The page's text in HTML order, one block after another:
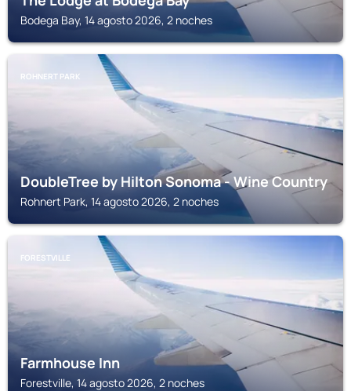
Bodega Bay, 14 agosto 2026, 2 noches
ROHNERT PARK
DoubleTree by Hilton Sonoma - Wine Country
Rohnert Park, 14 agosto 2026, 2 noches
FORESTVILLE
Farmhouse Inn
Forestville, 14 agosto 2026, 2 noches